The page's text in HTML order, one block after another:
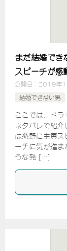
まだ結婚でき
スピーチが感
公開日： 2019年
結婚できない男
ここでは、ド
ネタバレで紹
は桑野に主賓
ーチに気が進
うな発 […]